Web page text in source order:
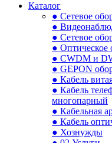
Каталог
● Сетевое
●
● Сетевое
● Оптическое
● CWDM и
● GEPON
● Кабель
● Кабель
многопарный
● Кабельная
● Кабель
● Хознужды